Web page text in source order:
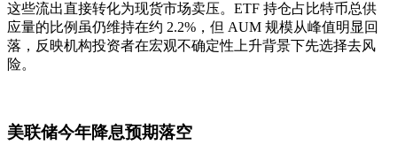
这些流出直接转化为现货市场卖压。ETF 持仓占比特币总供
应量的比例虽仍维持在约 2.2%，但 AUM 规模从峰值明显回
落，反映机构投资者在宏观不确定性上升背景下先选择去风
险。
美联储今年降息预期落空